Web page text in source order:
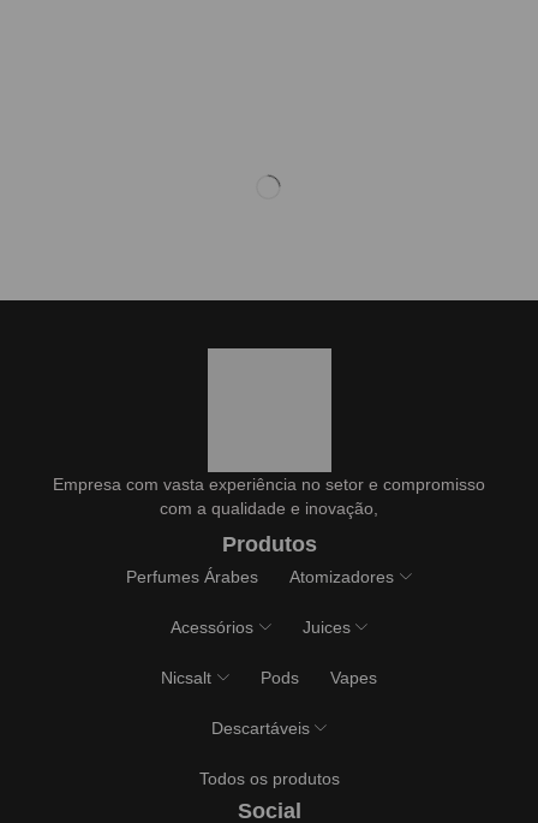
Empresa com vasta experiência no setor e compromisso
com a qualidade e inovação,
Produtos
Perfumes Árabes Atomizadores
Acessórios Juices
Nicsalt Pods Vapes
Descartáveis
Todos os produtos
Social